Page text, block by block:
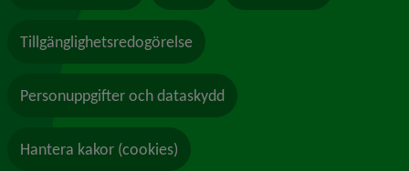
Tillgänglighetsredogörelse
Personuppgifter och dataskydd
Hantera kakor (cookies)